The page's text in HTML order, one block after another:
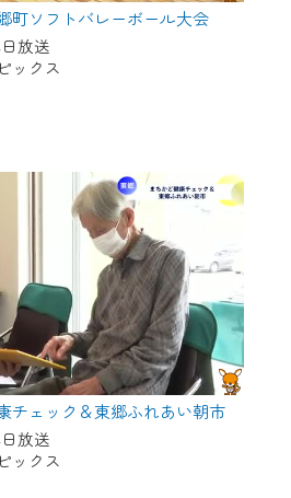
町ソフトバレーボール大会
放送
ックス
チェック＆東郷ふれあい朝市
放送
ックス
グインには、MyIDが必
Web TVを含むCCNetの
用頂くためのIDです。
どのフリーメールアドレ
）
グイン・MyIDの新規登
利用中の方は引き続き
す。
報＞
ューアルにともないメ
定しています。